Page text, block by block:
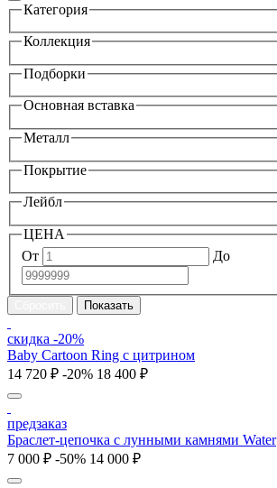
Категория
Коллекция
Подборки
Основная вставка
Металл
Покрытие
Лейбл
ЦЕНА
От
До
скидка -20%
Baby Cartoon Ring с цитрином
14 720 ₽ -20% 18 400 ₽
предзаказ
Браслет-цепочка с лунными камнями Water
7 000 ₽ -50% 14 000 ₽